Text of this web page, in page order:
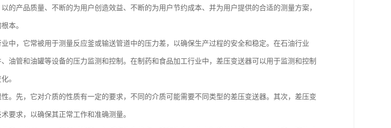
的产品质量、不断的为用户创造效益、不断的为用户节约成本、并为用户提供的合适的测量方案，
本。
中，它常被用于测量反应釜或输送管道中的压力差，以确保生产过程的安全和稳定。在石油行业
油管和油罐等设备的压力监测和控制。在制药和食品加工行业中，差压变送器可以用于监测和控制
。
。先，它对介质的性质有一定的要求，不同的介质可能需要不同类型的差压变送器。其次，差压变
要求，以确保其正常工作和准确测量。